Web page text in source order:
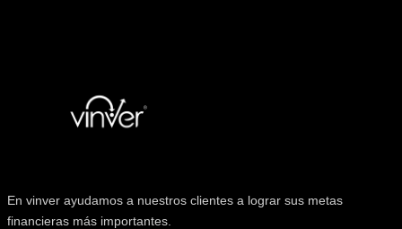
En vinver ayudamos a nuestros clientes a lograr sus metas
financieras más importantes.